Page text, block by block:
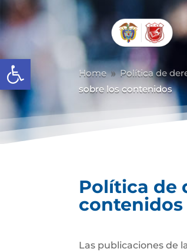
Abrir barra de herramientas
Home 9 Política de
sobre los contenidos
Política de
contenidos
Las publicaciones de